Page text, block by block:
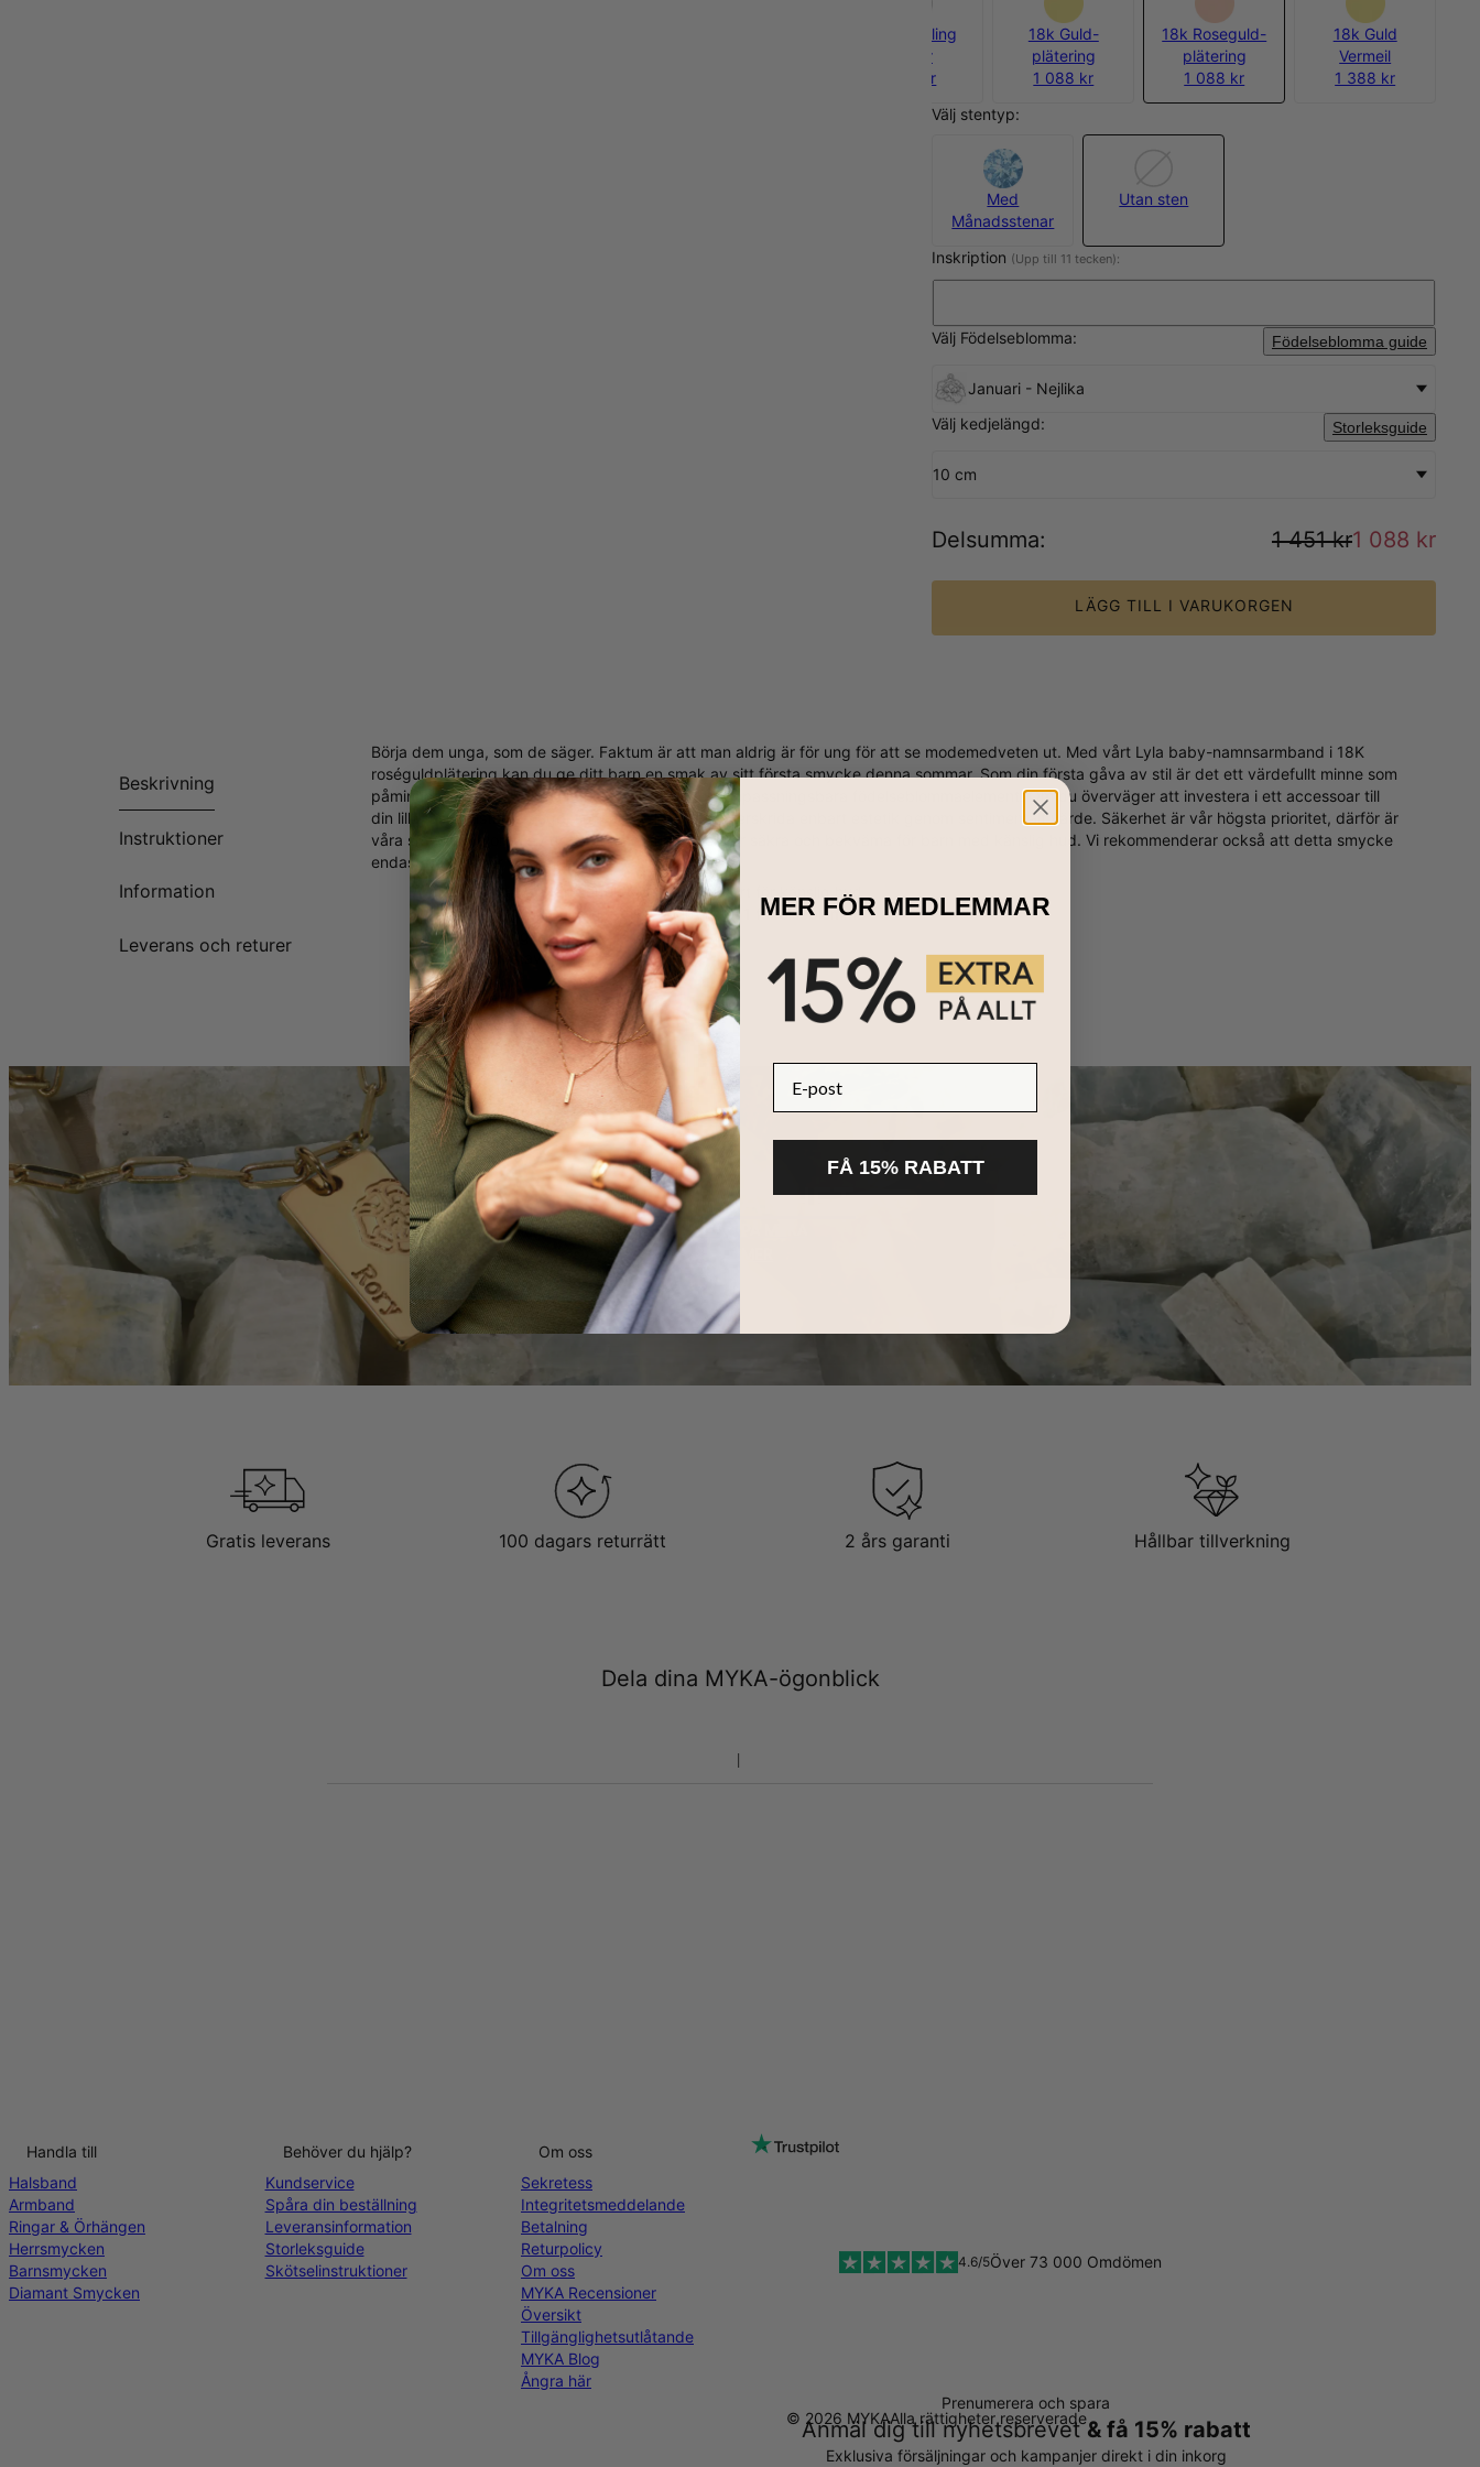
925 Sterling
Silver
975 kr
18k Guld-
plätering
1 088 kr
18k Roseguld-
plätering
1 088 kr
18k Guld
Vermeil
1 388 kr
Välj stentyp:
Med
Månadsstenar
Utan sten
Inskription (Upp till 11 tecken):
Välj Födelseblomma: Födelseblomma guide
Januari - Nejlika
Välj kedjelängd:
Storleksguide
10 cm
Delsumma: 1 451 kr1 088 kr
LÄGG TILL I VARUKORGEN
Beskrivning
Instruktioner
Information
Leverans och returer
Börja dem unga, som de säger. Faktum är att man aldrig är för ung för att se modemedveten ut. Med vårt Lyla baby-namnsarmband i 18K
roséguldplätering kan du ge ditt barn en smak av sitt första smycke denna sommar. Som din första gåva av stil är det ett värdefullt minne som
påminner om hennes födsel, tack vare smyckets anpassningsbara födelseblommaelement. Om du överväger att investera i ett accessoar till
din lilla fashionista, få något som är designat att överskrida enbart estetik genom sentimentalt värde. Säkerhet är vår högsta prioritet, därför är
våra smycken gjorda av de bästa materialen som är säkra och bekväma för barn med känslig hud. Vi rekommenderar också att detta smycke
endast bärs under vuxen uppsikt."
Tillverkad av 18K roséguldplätering - säkert för känslig hud
Anpassningsbar med upp till 8 tecken och 1 födelseblomma
Finns i 3 längder
Första bokstaven är stor
HÅLLBARHET
KÄRNAN PÅ MYKA
Gratis leverans 100 dagars returrätt 2 års garanti Hållbar tillverkning
Dela dina MYKA-ögonblick
Prenumerera och spara
Anmäl dig till nyhetsbrevet& få 15% rabatt
Exklusiva försäljningar och kampanjer direkt i din inkorg
Handla till
Halsband
Armband
Ringar & Örhängen
Herrsmycken
Barnsmycken
Diamant Smycken
Behöver du hjälp?
Kundservice
Spåra din beställning
Leveransinformation
Storleksguide
Skötselinstruktioner
Om oss
Sekretess
Integritetsmeddelande
Betalning
Returpolicy
Om oss
MYKA Recensioner
Översikt
Tillgänglighetsutlåtande
MYKA Blog
Ångra här
4.6/5Över 73 000 Omdömen
© 2026 MYKAAlla rättigheter reserverade
MER FÖR MEDLEMMAR
FÅ 15% RABATT